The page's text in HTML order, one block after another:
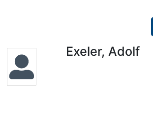
Places
Exeler, Adolf